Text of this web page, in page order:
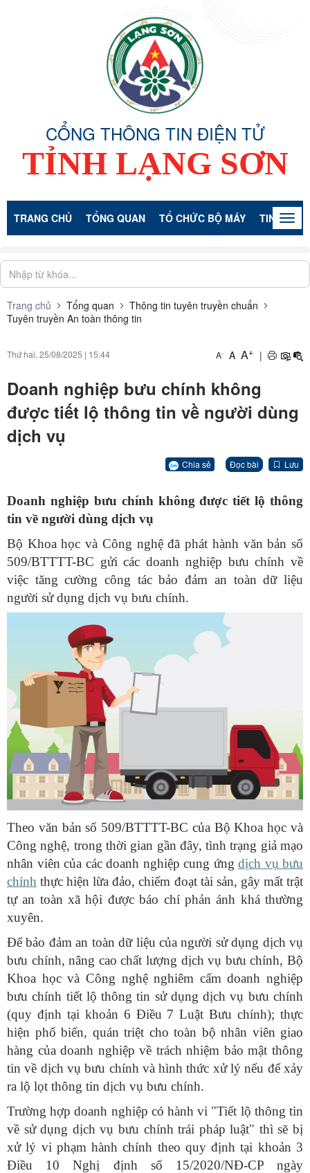
CỔNG THÔNG TIN ĐIỆN TỬ
TỈNH LẠNG SƠN
TRANG CHỦ TỔNG QUAN TỔ CHỨC BỘ MÁY TIN TỨC -
Trang chủ Tổng quan
Thông tin tuyên truyền chuẩn
Tuyên truyền An toàn thông tin
Thứ hai, 25/08/2025 | 15:44 A- A A+ |
Doanh nghiệp bưu chính không
được tiết lộ thông tin về người dùng
dịch vụ
Chia sẻ Đọc bài Lưu
Doanh nghiệp bưu chính không được tiết lộ thông
tin về người dùng dịch vụ
Bộ Khoa học và Công nghệ đã phát hành văn bản số
509/BTTTT-BC gửi các doanh nghiệp bưu chính về
việc tăng cường công tác bảo đảm an toàn dữ liệu
người sử dụng dịch vụ bưu chính.
Theo văn bản số 509/BTTTT-BC của Bộ Khoa học và
Công nghệ, trong thời gian gần đây, tình trạng giả mạo
nhân viên của các doanh nghiệp cung ứng dịch vụ bưu
chính thực hiện lừa đảo, chiếm đoạt tài sản, gây mất trật
tự an toàn xã hội được báo chí phản ánh khá thường
xuyên.
Để bảo đảm an toàn dữ liệu của người sử dụng dịch vụ
bưu chính, nâng cao chất lượng dịch vụ bưu chính, Bộ
Khoa học và Công nghệ nghiêm cấm doanh nghiệp
bưu chính tiết lộ thông tin sử dụng dịch vụ bưu chính
(quy định tại khoản 6 Điều 7 Luật Bưu chính); thực
hiện phổ biến, quán triệt cho toàn bộ nhân viên giao
hàng của doanh nghiệp về trách nhiệm bảo mật thông
tin về dịch vụ bưu chính và hình thức xử lý nếu để xảy
ra lộ lọt thông tin dịch vụ bưu chính.
Trường hợp doanh nghiệp có hành vi "Tiết lộ thông tin
về sử dụng dịch vụ bưu chính trái pháp luật" thì sẽ bị
xử lý vi phạm hành chính theo quy định tại khoản 3
Điều 10 Nghị định số 15/2020/NĐ-CP ngày